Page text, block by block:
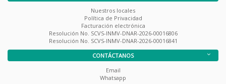
Nuestros locales
Política de Privacidad
Facturación electrónica
Resolución No. SCVS-INMV-DNAR-2026-00016806
Resolución No. SCVS-INMV-DNAR-2026-00016841
CONTÁCTANOS
Email
Whatsapp